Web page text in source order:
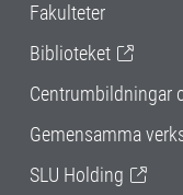
Fakulteter
Biblioteket
Centrumbildningar
Gemensamma
SLU Holding